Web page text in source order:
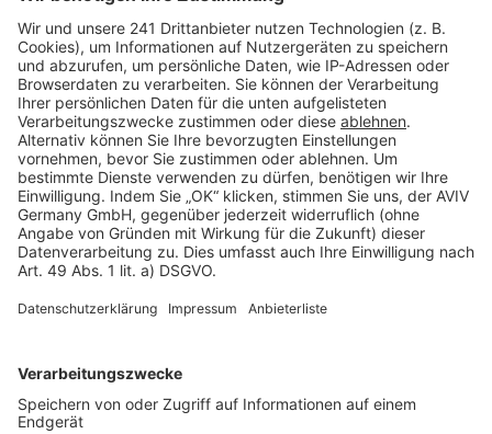
Barrierefreiheit
Cookie Einstellungen
Rechtliches
AGB-Übersicht
Datenschutz
Impressum
Services
Bauprojekt-Quiz